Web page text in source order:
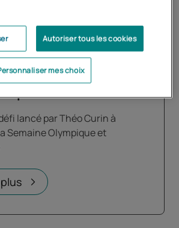
portrait d'un nageur
lancé par Théo Curin à
Semaine Olympique et
Autoriser tous les cookies
mes choix